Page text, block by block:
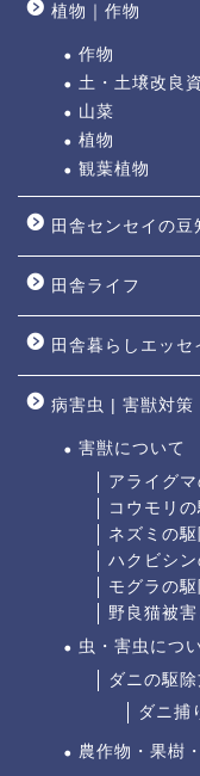
植物｜作物
作物
土・土壌改良
山菜
植物
観葉植物
田舎センセイの豆
田舎ライフ
田舎暮らしエッセ
病害虫 | 害獣対策
害獣について
アライグ
コウモリ
ネズミの
ハクビシ
モグラの
野良猫被
虫・害虫につ
ダニの駆
ダニ捕
農作物・果樹